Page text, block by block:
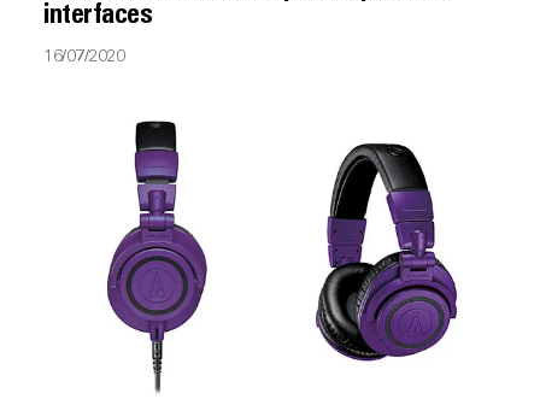
interfaces
16/07/2020